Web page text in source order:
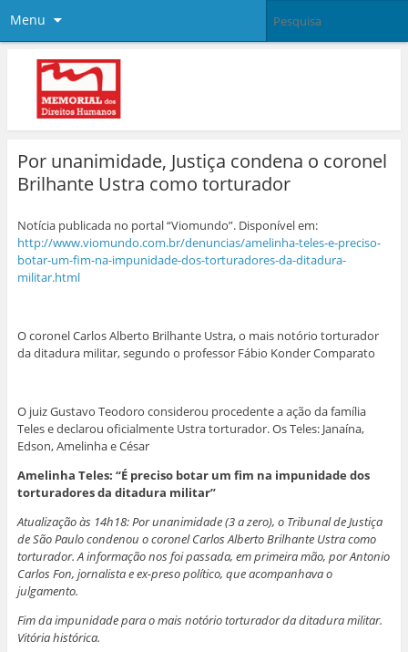
Menu
Por unanimidade, Justiça condena o coronel
Brilhante Ustra como torturador
Notícia publicada no portal “Viomundo”. Disponível em:
http://www.viomundo.com.br/denuncias/amelinha-teles-e-preciso-
botar-um-fim-na-impunidade-dos-torturadores-da-ditadura-
militar.html
O coronel Carlos Alberto Brilhante Ustra, o mais notório torturador
da ditadura militar, segundo o professor Fábio Konder Comparato
O juiz Gustavo Teodoro considerou procedente a ação da família
Teles e declarou oficialmente Ustra torturador. Os Teles: Janaína,
Edson, Amelinha e César
Amelinha Teles: “É preciso botar um fim na impunidade dos
torturadores da ditadura militar”
Atualização às 14h18: Por unanimidade (3 a zero), o Tribunal de Justiça
de São Paulo condenou o coronel Carlos Alberto Brilhante Ustra como
torturador. A informação nos foi passada, em primeira mão, por Antonio
Carlos Fon, jornalista e ex-preso político, que acompanhava o
julgamento.
Fim da impunidade para o mais notório torturador da ditadura militar.
Vitória histórica.